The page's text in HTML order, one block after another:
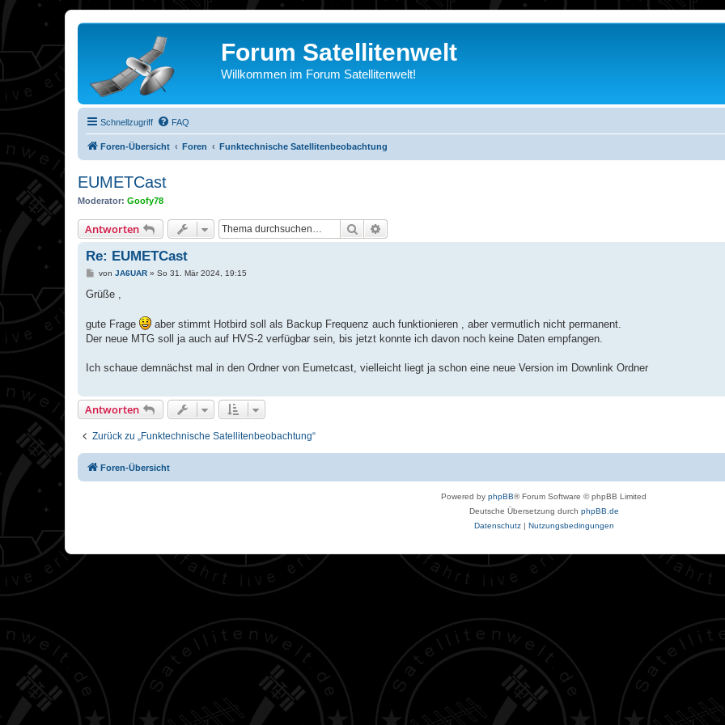
Forum Satellitenwelt
Willkommen im Forum Satellitenwelt!
Schnellzugriff FAQ
Foren-Übersicht Foren Funktechnische Satellitenbeobachtung
EUMETCast
Moderator: Goofy78
Antworten Suche
Re: EUMETCast
B
i
a
g
von JA6UAR» So 31. Mär 2024, 19:15
Grüße ,
gute Frage
aber stimmt Hotbird soll als Backup Frequenz auch funktionieren , aber vermutlich nicht permanent.
Der neue MTG soll ja auch auf HVS-2 verfügbar sein, bis jetzt konnte ich davon noch keine Daten empfangen.
Ich schaue demnächst mal in den Ordner von Eumetcast, vielleicht liegt ja schon eine neue Version im Downlink Ordner
Antworten
Zurück zu „Funktechnische Satellitenbeobachtung“
Foren-Übersicht
Powered by phpBB® Forum Software © phpBB Limited
Deutsche Übersetzung durch phpBB.de
Datenschutz| Nutzungsbedingungen